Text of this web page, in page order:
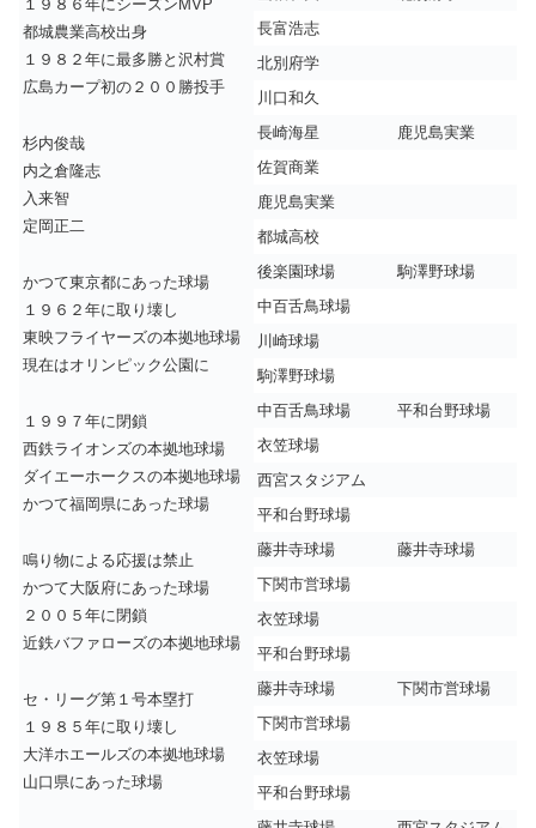
１９８６年にシーズンMVP
都城農業高校出身
１９８２年に最多勝と沢村賞
広島カープ初の２００勝投手
長富浩志
北別府学
川口和久
杉内俊哉
内之倉隆志
入来智
定岡正二
長崎海星
鹿児島実業
佐賀商業
鹿児島実業
都城高校
かつて東京都にあった球場
１９６２年に取り壊し
東映フライヤーズの本拠地球場
現在はオリンピック公園に
後楽園球場
駒澤野球場
中百舌鳥球場
川崎球場
駒澤野球場
１９９７年に閉鎖
西鉄ライオンズの本拠地球場
ダイエーホークスの本拠地球場
かつて福岡県にあった球場
中百舌鳥球場
平和台野球場
衣笠球場
西宮スタジアム
平和台野球場
鳴り物による応援は禁止
かつて大阪府にあった球場
２００５年に閉鎖
近鉄バファローズの本拠地球場
藤井寺球場
藤井寺球場
下関市営球場
衣笠球場
平和台野球場
セ・リーグ第１号本塁打
１９８５年に取り壊し
大洋ホエールズの本拠地球場
山口県にあった球場
藤井寺球場
下関市営球場
下関市営球場
衣笠球場
平和台野球場